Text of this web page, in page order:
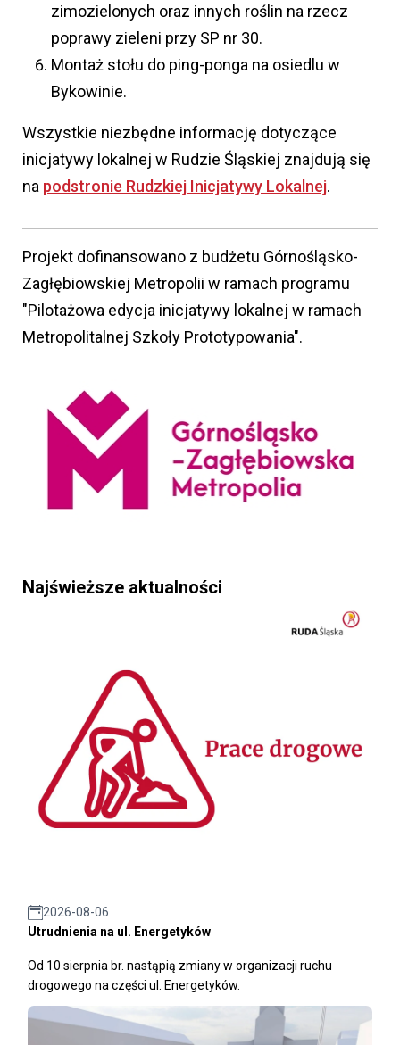
zimozielonych oraz innych roślin na rzecz
poprawy zieleni przy SP nr 30.
Montaż stołu do ping-ponga na osiedlu w
Bykowinie.
Wszystkie niezbędne informację dotyczące
inicjatywy lokalnej w Rudzie Śląskiej znajdują się
na podstronie Rudzkiej Inicjatywy Lokalnej.
Projekt dofinansowano z budżetu Górnośląsko-
Zagłębiowskiej Metropolii w ramach programu
"Pilotażowa edycja inicjatywy lokalnej w ramach
Metropolitalnej Szkoły Prototypowania".
Najświeższe aktualności
2026-08-06
Utrudnienia na ul. Energetyków
Od 10 sierpnia br. nastąpią zmiany w organizacji ruchu
drogowego na części ul. Energetyków.